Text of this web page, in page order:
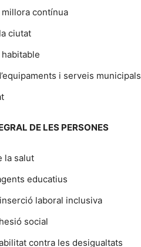
contínua
ciutat
i serveis municipals
DE LES PERSONES
la salut
educatius
laboral inclusiva
social
contra les desigualtats